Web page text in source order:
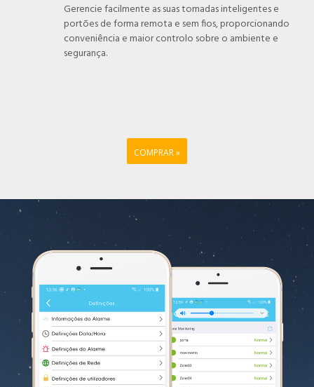
Gerencie facilmente as suas tomadas inteligentes e
portões de forma remota e sem fios, proporcionando
conveniência e maior controlo sobre o ambiente e
segurança.
COMPRAR »